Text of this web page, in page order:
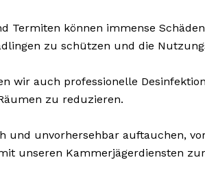
Termiten können immense
zu schützen und die
wir auch professionelle
zu reduzieren.
und unvorhersehbar auftauchen,
unseren Kammerjägerdiensten